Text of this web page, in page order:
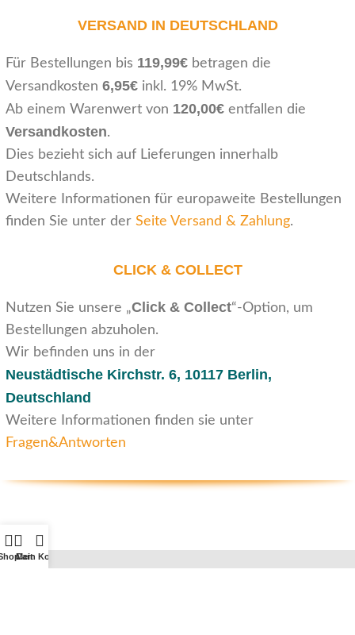
VERSAND IN DEUTSCHLAND
Für Bestellungen bis 119,99€ betragen die
Versandkosten 6,95€ inkl. 19% MwSt.
Ab einem Warenwert von 120,00€ entfallen die
Versandkosten.
Dies bezieht sich auf Lieferungen innerhalb
Deutschlands.
Weitere Informationen für europaweite Bestellungen
finden Sie unter der Seite Versand & Zahlung.
CLICK & COLLECT
Nutzen Sie unsere „Click & Collect“-Option, um
Bestellungen abzuholen.
Wir befinden uns in der
Neustädtische Kirchstr. 6, 10117 Berlin,
Deutschland
Weitere Informationen finden sie unter
Fragen&Antworten
Cart
Mein Konto